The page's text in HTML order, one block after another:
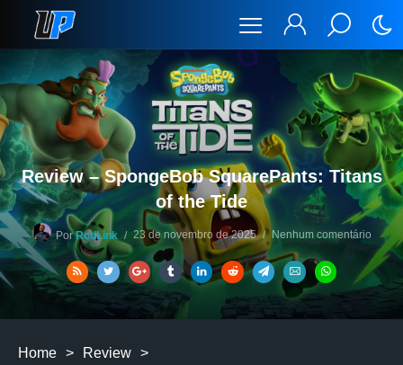
Review – SpongeBob SquarePants: Titans
of the Tide
PorRodLink 23 de novembro de 2025 Nenhum comentário
Home > Review >